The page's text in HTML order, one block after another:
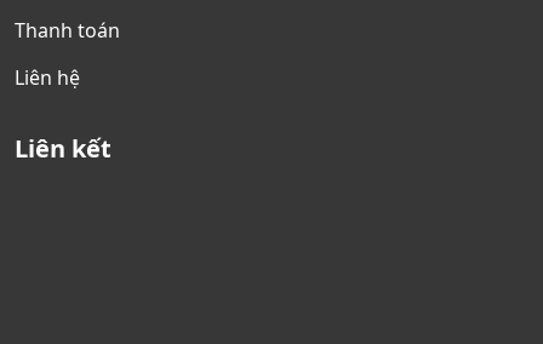
Thanh toán
Liên hệ
Liên kết